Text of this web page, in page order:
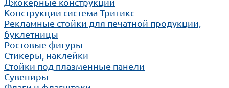
Конструкции система Тритикс
Рекламные стойки для печатной продукции,
буклетницы
Ростовые фигуры
Стикеры, наклейки
Стойки под плазменные панели
Сувениры